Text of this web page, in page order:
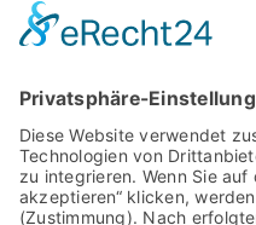
Web
Instagram